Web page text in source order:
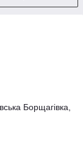
Борщагівка,